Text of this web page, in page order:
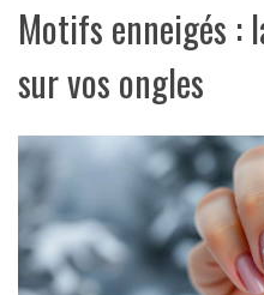
Motifs enneigés :
sur vos ongles